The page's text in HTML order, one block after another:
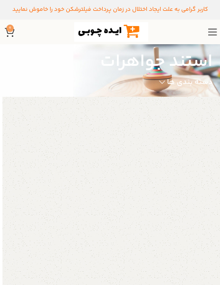
کاربر گرامی به علت ایجاد اختلال در زمان پرداخت فیلترشکن خود را خاموش نمایید
0
استند جواهرات
دسته بندی ها